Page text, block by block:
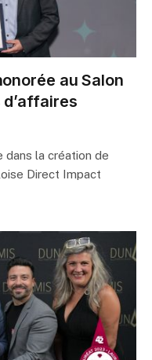
au Salon
dans la création de
Direct Impact